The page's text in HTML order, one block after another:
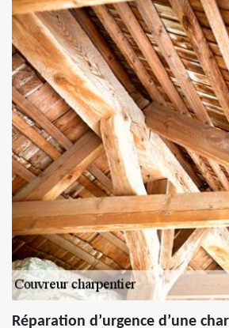
Réparation d’urgence d’une